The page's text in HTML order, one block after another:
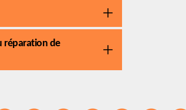
réparation de